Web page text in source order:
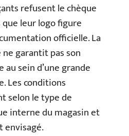
refusent le chèque
leur logo figure
officielle. La
garantit pas son
sein d’une grande
Les conditions
selon le type de
interne du magasin et
envisagé.